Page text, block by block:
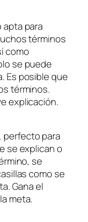
para
términos
como
se puede
Es posible que
términos.
explicación.
perfecto para
se explican o
se
como se
Gana el
meta.